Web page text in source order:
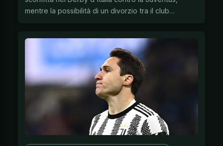
mentre la possibilità di un divorzio tra il club…